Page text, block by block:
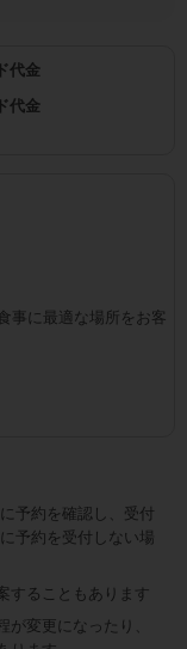
代金
代金
食事に最適な場所をお客
予約を確認し、受付
予約を受付しない場
することもあります
変更になったり、